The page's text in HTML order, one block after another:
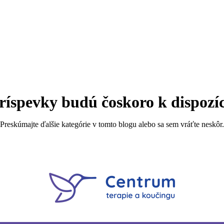
budú čoskoro k
Preskúmajte ďalšie kategórie v tomto blogu alebo sa sem vráťte neskôr.